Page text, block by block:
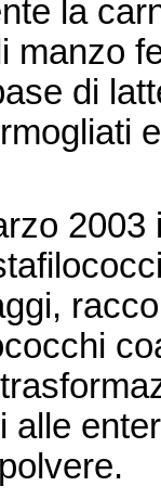
la
manzo
di
alle